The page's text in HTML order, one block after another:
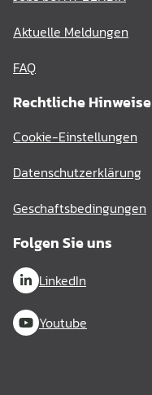
Aktuelle Meldungen
FAQ
Rechtliche Hinweise
Cookie-Einstellungen
Datenschutzerklärung
Geschaftsbedingungen
Folgen Sie uns
LinkedIn
Youtube